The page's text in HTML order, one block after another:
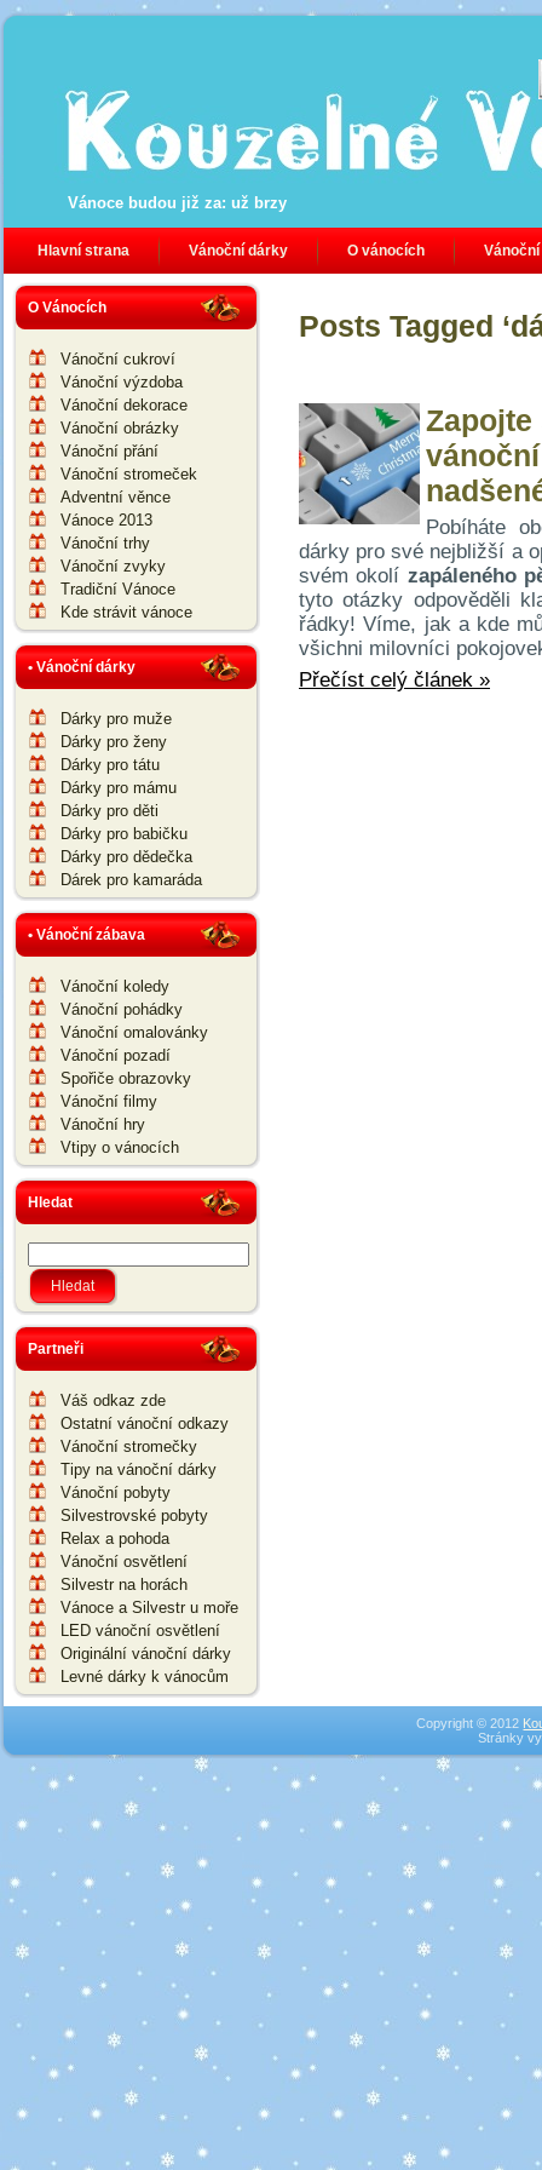
Vánoce budou již za: už brzy
Hlavní strana Vánoční dárky O vánocích
O Vánocích
Vánoční cukroví
Vánoční výzdoba
Vánoční dekorace
Vánoční obrázky
Vánoční přání
Vánoční stromeček
Adventní věnce
Vánoce 2013
Vánoční trhy
Vánoční zvyky
Tradiční Vánoce
Kde strávit vánoce
• Vánoční dárky
Dárky pro muže
Dárky pro ženy
Dárky pro tátu
Dárky pro mámu
Dárky pro děti
Dárky pro babičku
Dárky pro dědečka
Dárek pro kamaráda
• Vánoční zábava
Vánoční koledy
Vánoční pohádky
Vánoční omalovánky
Vánoční pozadí
Spořiče obrazovky
Vánoční filmy
Vánoční hry
Vtipy o vánocích
Hledat
Partneři
Váš odkaz zde
Ostatní vánoční odkazy
Vánoční stromečky
Tipy na vánoční dárky
Vánoční pobyty
Silvestrovské pobyty
Relax a pohoda
Vánoční osvětlení
Silvestr na horách
Vánoce a Silvestr u moře
LED vánoční osvětlení
Originální vánoční dárky
Levné dárky k vánocům
Posts Tagged
Zapojte
Pobíháte
dárky pro své nejbližší a
svém okolí zapáleného
tyto otázky odpověděli
řádky! Víme, jak a kde
všichni milovníci
Přečíst celý článek »
Copyright © 2012
Stránky